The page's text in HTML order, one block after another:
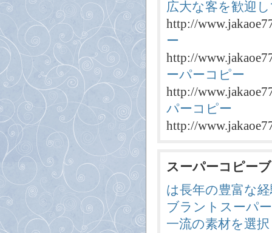
広大な客を歓迎
http://
ー
http://
ーパーコピー
http://
パーコピー
http://
スーパーコピー
は長年の豊富な
ブラントスーパ
一流の素材を選